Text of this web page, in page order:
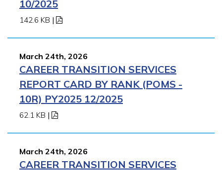
10/2025
142.6 KB |
March 24th, 2026
CAREER TRANSITION SERVICES
REPORT CARD BY RANK (POMS -
10R) PY2025 12/2025
62.1 KB |
March 24th, 2026
CAREER TRANSITION SERVICES